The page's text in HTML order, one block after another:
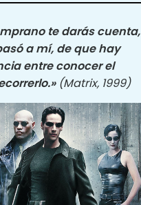
te darás cuenta,
a mí, de que hay
entre conocer el
(Matrix, 1999)